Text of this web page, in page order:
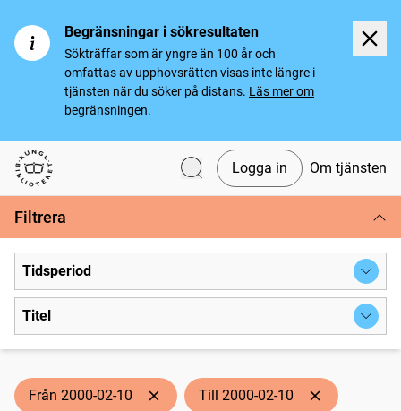
Begränsningar i sökresultaten
Sökträffar som är yngre än 100 år och
omfattas av upphovsrätten visas inte längre i
tjänsten när du söker på distans. Läs mer om
begränsningen.
Svenska tidningar
Logga in Om tjänsten
Filtrera
Tidsperiod
Titel
Från 2000-02-10 Till 2000-02-10